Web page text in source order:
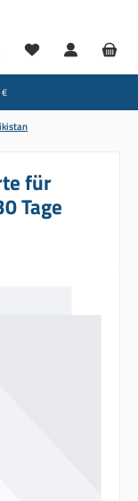
für
Tage